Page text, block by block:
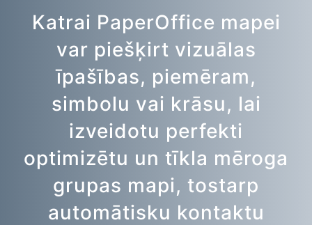
Katrai PaperOffice mapei
var piešķirt vizuālas
īpašības, piemēram,
simbolu vai krāsu, lai
izveidotu perfekti
optimizētu un tīkla mēroga
grupas mapi, tostarp
automātisku kontaktu